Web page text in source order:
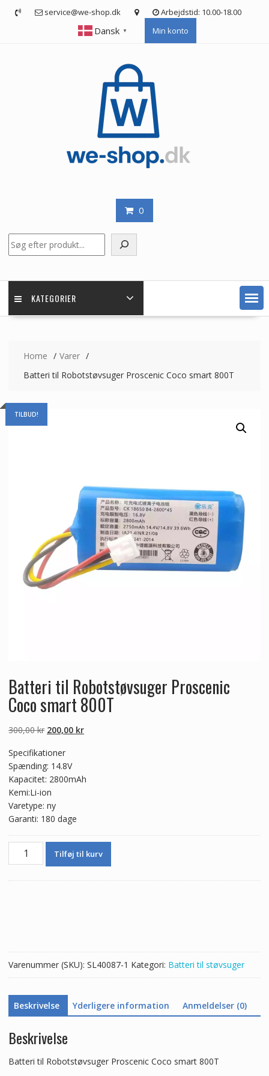
service@we-shop.dk Arbejdstid: 10.00-18.00
Dansk ▼ Min konto
0
KATEGORIER
Home
Varer
Batteri til Robotstøvsuger Proscenic Coco smart 800T
TILBUD!
Batteri til Robotstøvsuger Proscenic
Coco smart 800T
300,00kr Den
pris
var:
300,00 kr.
200,00 krDen
200,00 kr.
Specifikationer
Spænding: 14.8V
Kapacitet: 2800mAh
Kemi:Li-ion
Varetype: ny
Garanti: 180 dage
Batteri
Tilføj til kurv
Varenummer (SKU): SL40087-1 Kategori: Batteri til støvsuger
Beskrivelse Yderligere information Anmeldelser (0)
Beskrivelse
Batteri til Robotstøvsuger Proscenic Coco smart 800T